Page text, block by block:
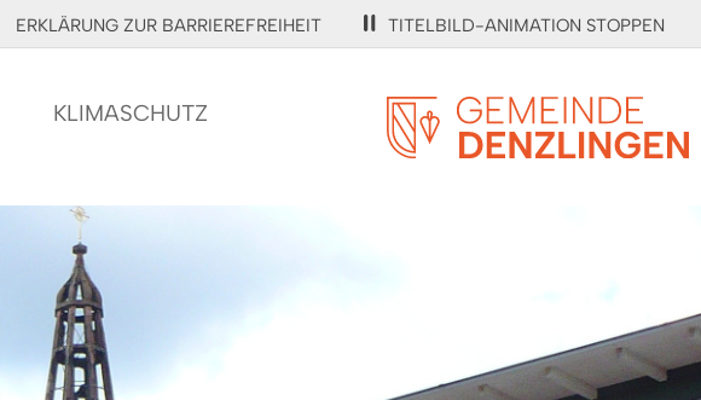
ERKLÄRUNG ZUR BARRIEREFREIHEIT TITELBILD-ANIMATION STOPPEN
KLIMASCHUTZ